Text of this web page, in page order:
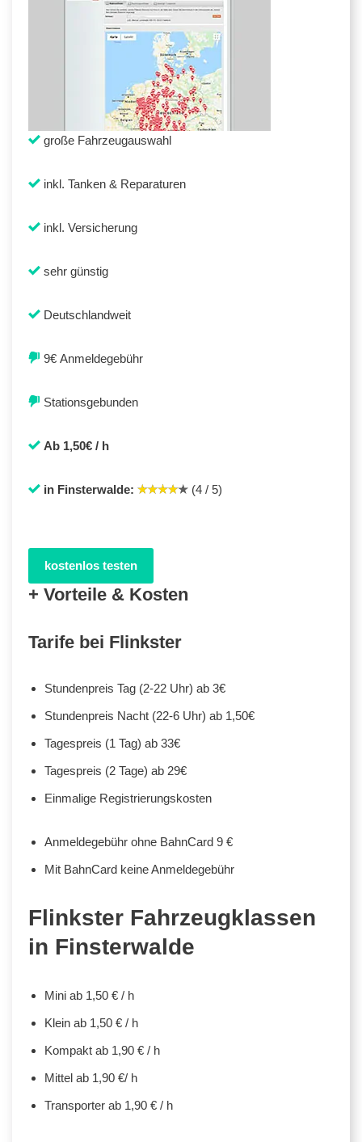
große Fahrzeugauswahl
inkl. Tanken & Reparaturen
inkl. Versicherung
sehr günstig
Deutschlandweit
9€ Anmeldegebühr
Stationsgebunden
Ab 1,50€ / h
in Finsterwalde: (4 / 5)
kostenlos testen
+ Vorteile & Kosten
Tarife bei Flinkster
Stundenpreis Tag (2-22 Uhr) ab 3€
Stundenpreis Nacht (22-6 Uhr) ab 1,50€
Tagespreis (1 Tag) ab 33€
Tagespreis (2 Tage) ab 29€
Einmalige Registrierungskosten
Anmeldegebühr ohne BahnCard 9 €
Mit BahnCard keine Anmeldegebühr
Flinkster Fahrzeugklassen
in Finsterwalde
Mini ab 1,50 € / h
Klein ab 1,50 € / h
Kompakt ab 1,90 € / h
Mittel ab 1,90 €/ h
Transporter ab 1,90 € / h